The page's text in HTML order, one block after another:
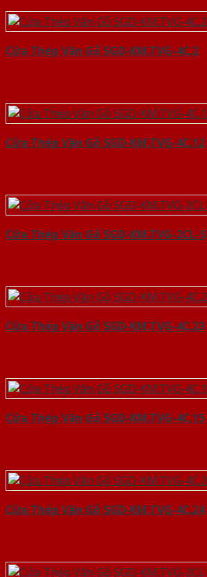
Cửa Thép Vân Gỗ SGD-KM.TVG-4C.2
Cửa Thép Vân Gỗ SGD-KM.TVG-4C.12
Cửa Thép Vân Gỗ SGD-KM.TVG-2CL-5
Cửa Thép Vân Gỗ SGD-KM.TVG-4C.23
Cửa Thép Vân Gỗ SGD-KM.TVG-4C.15
Cửa Thép Vân Gỗ SGD-KM.TVG-4C.24